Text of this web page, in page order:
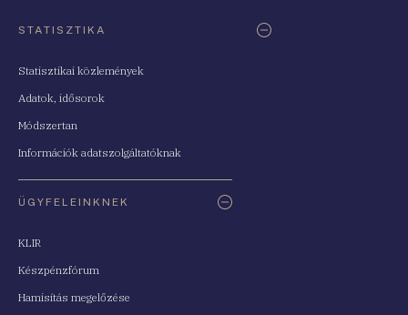
STATISZTIKA
Statisztikai közlemények
Adatok, idősorok
Módszertan
Információk adatszolgáltatóknak
ÜGYFELEINKNEK
KLIR
Készpénzfórum
Hamisítás megelőzése